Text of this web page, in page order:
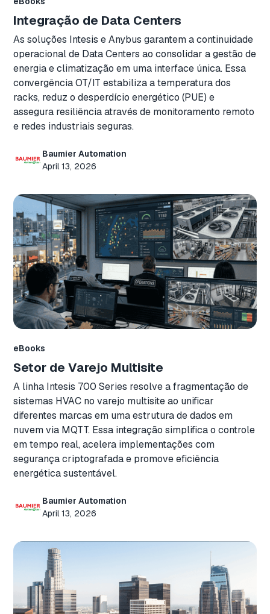
Integração de Data Centers
As soluções Intesis e Anybus garantem a continuidade
operacional de Data Centers ao consolidar a gestão de
energia e climatização em uma interface única. Essa
convergência OT/IT estabiliza a temperatura dos
racks, reduz o desperdício energético (PUE) e
assegura resiliência através de monitoramento remoto
e redes industriais seguras.
Baumier Automation
April 13, 2026
eBooks
Setor de Varejo Multisite
A linha Intesis 700 Series resolve a fragmentação de
sistemas HVAC no varejo multisite ao unificar
diferentes marcas em uma estrutura de dados em
nuvem via MQTT. Essa integração simplifica o controle
em tempo real, acelera implementações com
segurança criptografada e promove eficiência
energética sustentável.
Baumier Automation
April 13, 2026